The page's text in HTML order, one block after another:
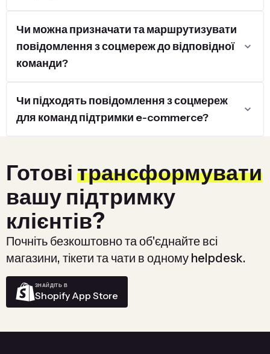
Чи можна призначати та маршрутизувати
повідомлення з соцмереж до відповідної
команди?
Чи підходять повідомлення з соцмереж
для команд підтримки e-commerce?
Готові трансформувати
вашу підтримку
клієнтів?
Почніть безкоштовно та об'єднайте всі
магазини, тікети та чати в одному helpdesk.
ЗНАЙДІТЬ В
Shopify App Store